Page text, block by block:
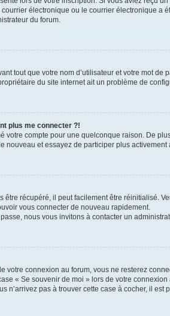
électronique ou le courrier électronique a
du forum.
tout que votre nom d’utilisateur et votre mot
du site internet ait un problème de
plus me connecter ?!
votre compte pour une quelconque raison. De
et essayez de participer plus activement
récupéré, il peut facilement être réinitialisé.
vous connecter de nouveau rapidement.
nous vous invitons à contacter un
votre connexion au forum, vous ne resterez
« Se souvenir de moi » lors de votre
n’arrivez pas à trouver cette case à cocher, il